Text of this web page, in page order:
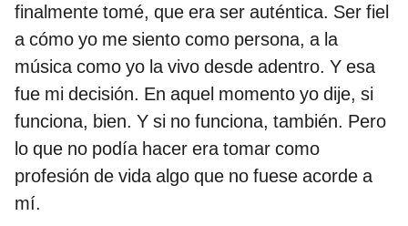
finalmente tomé, que era ser auténtica. Ser fiel
a cómo yo me siento como persona, a la
música como yo la vivo desde adentro. Y esa
fue mi decisión. En aquel momento yo dije, si
funciona, bien. Y si no funciona, también. Pero
lo que no podía hacer era tomar como
profesión de vida algo que no fuese acorde a
mí.